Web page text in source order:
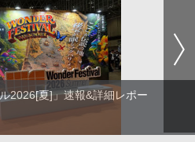
2026[夏]」速報&詳細レポー